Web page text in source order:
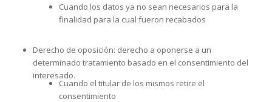
Cuando los datos ya no sean necesarios para la
finalidad para la cual fueron recabados
Cuando el titular de los mismos retire el
consentimiento
Derecho de oposición: derecho a oponerse a un
determinado tratamiento basado en el consentimiento del
interesado.